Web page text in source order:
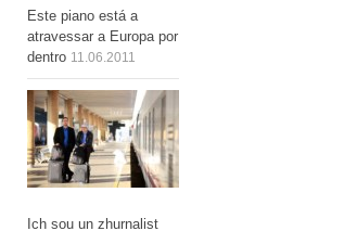
Este piano está a
atravessar a Europa por
dentro 11.06.2011
Ich sou un zhurnalist